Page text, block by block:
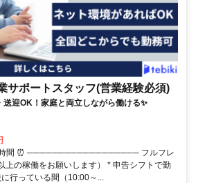
サポートスタッフ(営業経験必須)
迎OK！家庭と両立しながら働ける✨
時間 ⏰ ────────────────── フルフレ
上の稼働をお願いします） * 申告シフトで勤
行っている間（10:00～...